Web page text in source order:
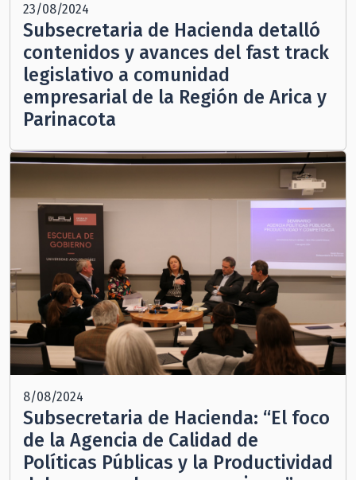
23/08/2024
Subsecretaria de Hacienda detalló
contenidos y avances del fast track
legislativo a comunidad
empresarial de la Región de Arica y
Parinacota
8/08/2024
Subsecretaria de Hacienda: “El foco
de la Agencia de Calidad de
Políticas Públicas y la Productividad